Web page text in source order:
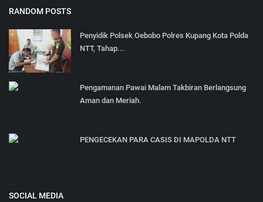
RANDOM POSTS
Penyidik Polsek Oebobo Polres Kupang Kota Polda
NTT, Tahap...
Pengamanan Pawai Malam Takbiran Berlangsung
Aman dan Meriah.
PENGECEKAN PARA CASIS DI MAPOLDA NTT
SOCIAL MEDIA